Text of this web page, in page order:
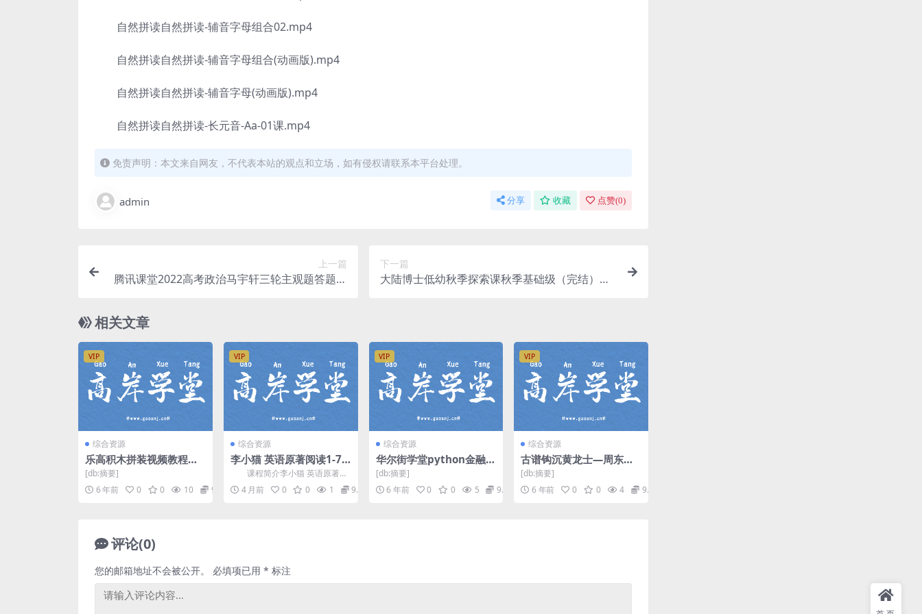
自然拼读自然拼读-辅音字母组合02.mp4
自然拼读自然拼读-辅音字母组合(动画版).mp4
自然拼读自然拼读-辅音字母(动画版).mp4
自然拼读自然拼读-长元音-Aa-01课.mp4
免责声明：本文来自网友，不代表本站的观点和立场，如有侵权请联系本平台处理。
admin 分享 收藏 点赞(0)
上一篇
腾讯课堂2022高考政治马宇轩三轮主观题答题锦
下一篇
大陆博士低幼秋季探索课秋季基础级（完结）百
相关文章
VIP
综合资源
乐高积木拼装视频教程
（高清完结打包）百度网
盘
[db:摘要]
6 年前
0 0 10 9.9
VIP
综合资源
李小猫 英语原著阅读1-7
季课程合集 百度网盘分享
课程简介李小猫 英语原著阅
读1-7季课程合集，英语原著阅读
是提高英文读写水平...
4 月前 0 0 1 9.9
VIP
综合资源
华尔街学堂python金融实
务从入门到精通（高清完
结打包）百度网盘
[db:摘要]
6 年前
0 0 5 9.9
VIP
综合资源
古谱钩沉黄龙士—周东侯
十局棋_天元围棋陈祖德 m
p4视频 百度网盘分享 会
员页面
[db:摘要]
6 年前
0 0 4 9.9
评论(0)
您的邮箱地址不会被公开。 必填项已用 * 标注